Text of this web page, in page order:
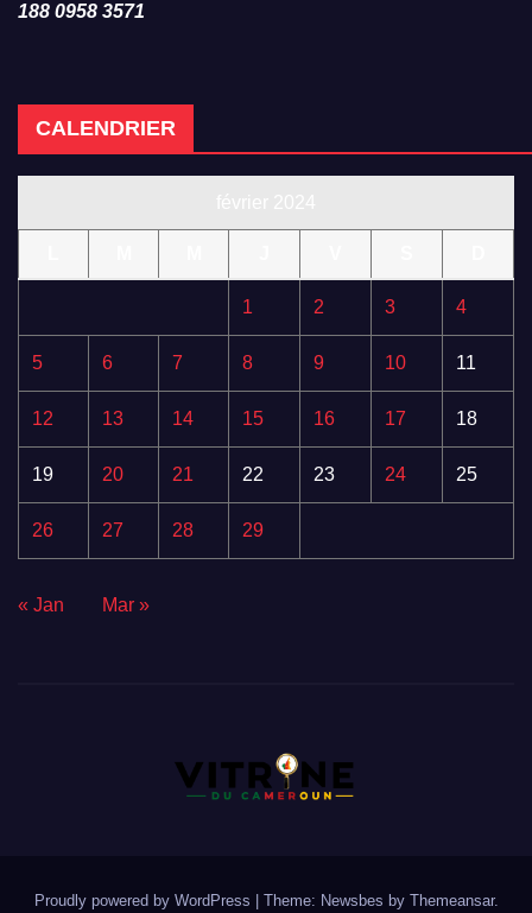
188 0958 3571
CALENDRIER
1 2 3 4
5 6 7 8 9 10 11
12 13 14 15 16 17 18
19 20 21 22 23 24 25
26 27 28 29
« Jan Mar »
Proudly powered by WordPress Theme: Newsbes by Themeansar.